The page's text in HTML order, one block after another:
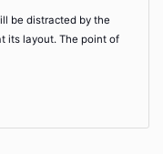
be distracted by the
its layout. The point of